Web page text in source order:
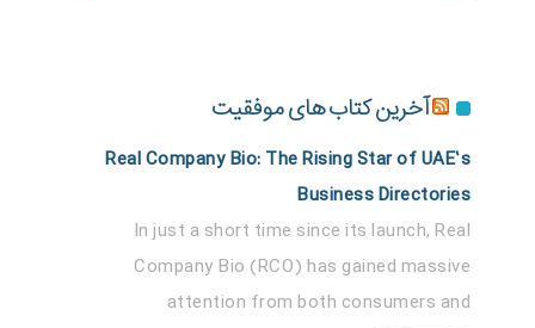
آخرین کتاب های موفقیت
Real Company Bio: The Rising Star of UAE’s
Business Directories
In just a short time since its launch, Real
Company Bio (RCO) has gained massive
attention from both consumers and